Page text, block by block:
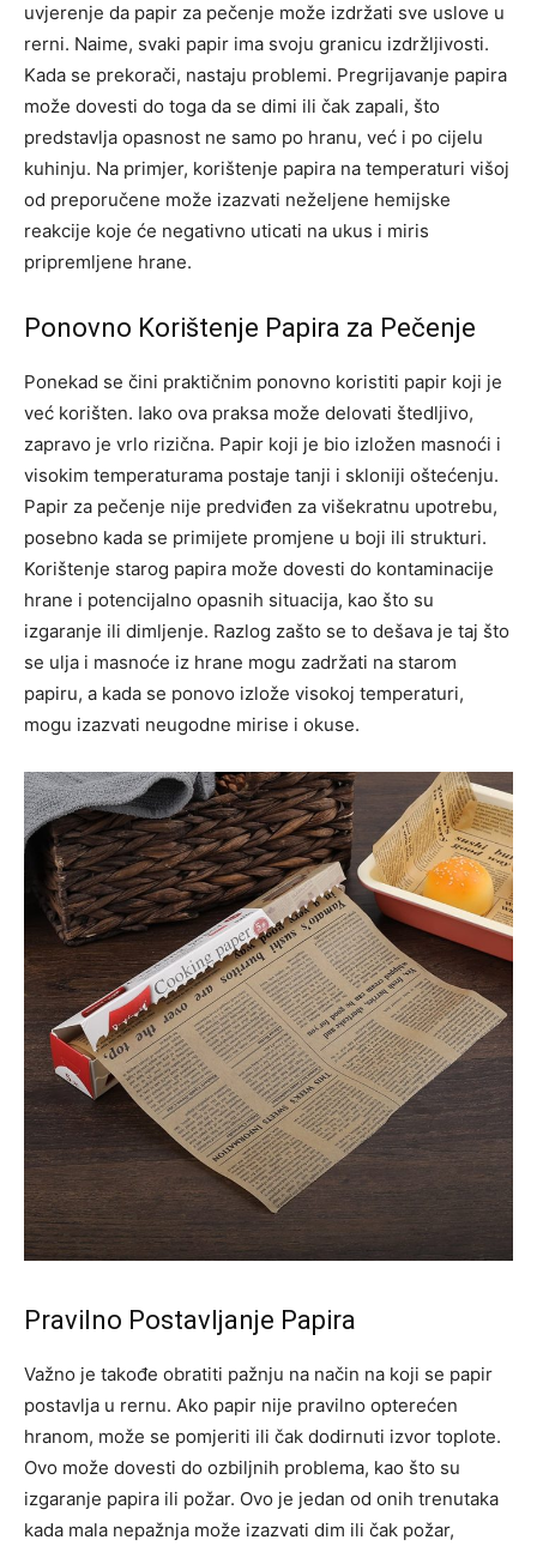
uvjerenje da papir za pečenje može izdržati sve uslove u
rerni. Naime, svaki papir ima svoju granicu izdržljivosti.
Kada se prekorači, nastaju problemi. Pregrijavanje papira
može dovesti do toga da se dimi ili čak zapali, što
predstavlja opasnost ne samo po hranu, već i po cijelu
kuhinju. Na primjer, korištenje papira na temperaturi višoj
od preporučene može izazvati neželjene hemijske
reakcije koje će negativno uticati na ukus i miris
pripremljene hrane.
Ponovno Korištenje Papira za Pečenje
Ponekad se čini praktičnim ponovno koristiti papir koji je
već korišten. Iako ova praksa može delovati štedljivo,
zapravo je vrlo rizična. Papir koji je bio izložen masnoći i
visokim temperaturama postaje tanji i skloniji oštećenju.
Papir za pečenje nije predviđen za višekratnu upotrebu,
posebno kada se primijete promjene u boji ili strukturi.
Korištenje starog papira može dovesti do kontaminacije
hrane i potencijalno opasnih situacija, kao što su
izgaranje ili dimljenje. Razlog zašto se to dešava je taj što
se ulja i masnoće iz hrane mogu zadržati na starom
papiru, a kada se ponovo izlože visokoj temperaturi,
mogu izazvati neugodne mirise i okuse.
Pravilno Postavljanje Papira
Važno je takođe obratiti pažnju na način na koji se papir
postavlja u rernu. Ako papir nije pravilno opterećen
hranom, može se pomjeriti ili čak dodirnuti izvor toplote.
Ovo može dovesti do ozbiljnih problema, kao što su
izgaranje papira ili požar. Ovo je jedan od onih trenutaka
kada mala nepažnja može izazvati dim ili čak požar,